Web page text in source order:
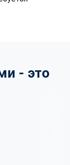
- это